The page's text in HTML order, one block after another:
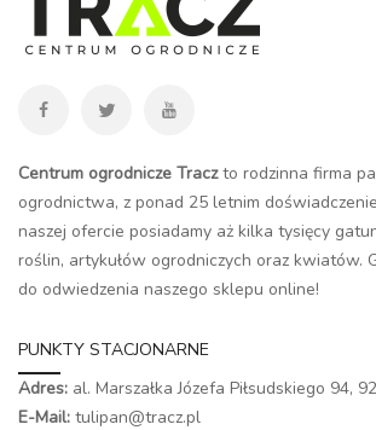
Centrum ogrodnicze Traczto rodzinna firma
ogrodnictwa, z ponad 25 letnim
naszej ofercie posiadamy aż kilka tysięcy
roślin, artykułów ogrodniczych oraz kwiatów.
do odwiedzenia naszego sklepu online!
PUNKTY STACJONARNE
Adres: al. Marszałka Józefa Piłsudskiego 94,
E-Mail: tulipan@tracz.pl